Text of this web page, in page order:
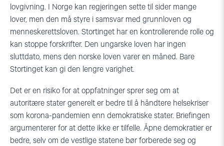
lovgivning. I Norge kan regjeringen sette til sider mange
lover, men den må styre i samsvar med grunnloven og
menneskerettsloven. Stortinget har en kontrollerende rolle og
kan stoppe forskrifter. Den ungarske loven har ingen
sluttdato, mens den norske loven varer en måned. Bare
Stortinget kan gi den lengre varighet.
Det er en risiko for at oppfatninger sprer seg om at
autoritære stater generelt er bedre til å håndtere helsekriser
som korona-pandemien enn demokratiske stater. Briefingen
argumenterer for at dette ikke er tilfelle. Åpne demokratier er
bedre, selv om de vestlige statene bør forberede seg og